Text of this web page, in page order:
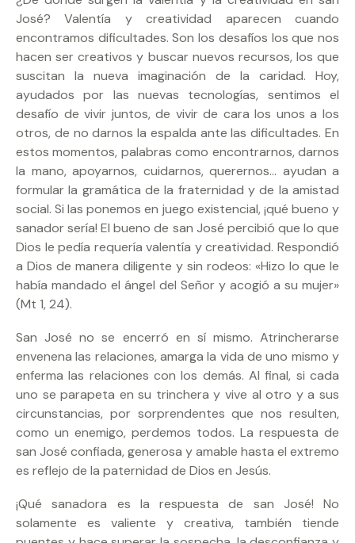
José? Valentía y creatividad aparecen cuando
encontramos dificultades. Son los desafíos los que nos
hacen ser creativos y buscar nuevos recursos, los que
suscitan la nueva imaginación de la caridad. Hoy,
ayudados por las nuevas tecnologías, sentimos el
desafío de vivir juntos, de vivir de cara los unos a los
otros, de no darnos la espalda ante las dificultades. En
estos momentos, palabras como encontrarnos, darnos
la mano, apoyarnos, cuidarnos, querernos… ayudan a
formular la gramática de la fraternidad y de la amistad
social. Si las ponemos en juego existencial, ¡qué bueno y
sanador sería! El bueno de san José percibió que lo que
Dios le pedía requería valentía y creatividad. Respondió
a Dios de manera diligente y sin rodeos: «Hizo lo que le
había mandado el ángel del Señor y acogió a su mujer»
(Mt 1, 24).
San José no se encerró en sí mismo. Atrincherarse
envenena las relaciones, amarga la vida de uno mismo y
enferma las relaciones con los demás. Al final, si cada
uno se parapeta en su trinchera y vive al otro y a sus
circunstancias, por sorprendentes que nos resulten,
como un enemigo, perdemos todos. La respuesta de
san José confiada, generosa y amable hasta el extremo
es reflejo de la paternidad de Dios en Jesús.
¡Qué sanadora es la respuesta de san José! No
solamente es valiente y creativa, también tiende